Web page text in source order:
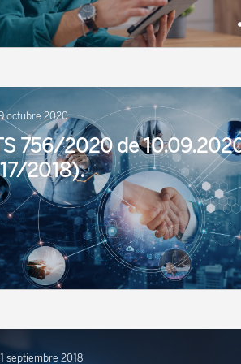
es la pensión de orfandad y quién tiene
La pensión de orfandad es, junto con
octubre 2020
756/2020 de
2018).
que se suscita en este caso
que tenía reconocida una pensión no
septiembre 2018